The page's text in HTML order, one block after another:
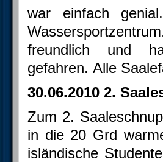
war einfach
freundlich und
gefahren. Alle
30.06.2010 2.
Zum 2.
in die 20 Grd
isländische